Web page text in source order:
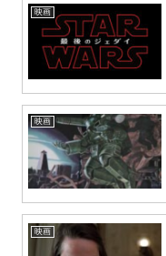
映画
映画
映画